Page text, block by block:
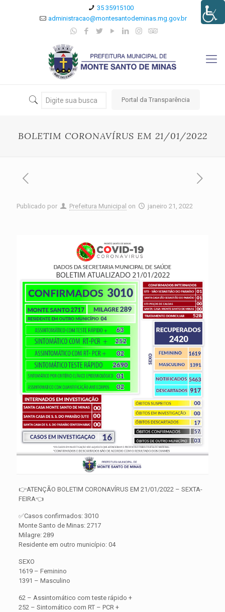
35 35915100
administracao@montesantodeminas.mg.gov.br
Portal da Transparência
BOLETIM CORONAVÍRUS EM 21/01/2022
Publicado por Prefeitura Municipal on janeiro 21, 2022
👉ATENÇÃO BOLETIM CORONAVÍRUS EM 21/01/2022 – SEXTA-
FEIRA👈
✅Casos confirmados: 3010
Monte Santo de Minas: 2717
Milagre: 289
Residente em outro município: 04
SEXO
1619 – Feminino
1391 – Masculino
62 – Assintomático com teste rápido +
252 – Sintomático com RT – PCR +